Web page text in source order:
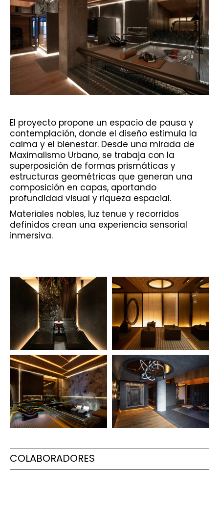
El proyecto propone un espacio de pausa y
contemplación, donde el diseño estimula la
calma y el bienestar. Desde una mirada de
Maximalismo Urbano, se trabaja con la
superposición de formas prismáticas y
estructuras geométricas que generan una
composición en capas, aportando
profundidad visual y riqueza espacial.
Materiales nobles, luz tenue y recorridos
definidos crean una experiencia sensorial
inmersiva.
COLABORADORES